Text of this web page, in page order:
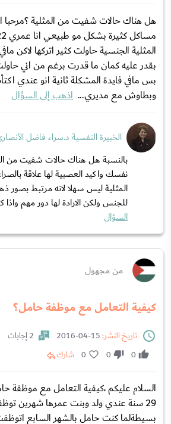
هل هناك حالات شفيت من المثلية
المثلية الجنسية حاولت كثير اتركها لاكن
بقدر عليه كمان ما قدرت برغم من اني
بس مافي فايدة المشكلة ثانية انو عندي
وبطاوش مع مديري... اذهب إلى السؤال
الخبيرة النفسية د.سراء فاضل
بالنسبة هل هناك حالات شفيت من
نفسك واكيد العصبية لها علاقة
المثلية ليس سهلا لانه مرتبط بصور
للجنس ولكن الارادة لها دور مهم واذا
السؤال
من مجهول
كيفية التعامل مع موظفة حامل؟
تاريخ النشر:
2 إجابات
0
0
0 شارك
السلام عليكم ،كيفية التعامل مع موظفة
29 سنة عندي ولد وبنت عمرها شهرين
بسيطةلما كنت حامل بالشهر السابع